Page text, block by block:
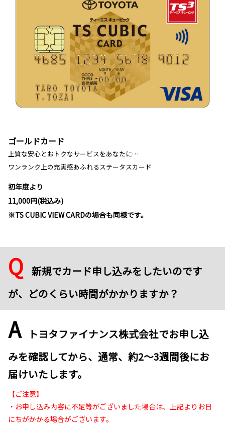
ゴールドカード
上質な安心とおトクなサービスをあなたに…
ワンランク上の充実感あふれるステータスカード
初年度より
11,000円(税込み)
※TS CUBIC VIEW CARDの場合も同様です。
Q 新規でカード申し込みをしたいのです
が、どのくらい時間がかかりますか？
A
トヨタファイナンス株式会社でお申し込
みを確認してから、通常、約2～3週間後にお
届けいたします。
【ご注意】
・お申し込み内容に不足等がございました場合は、上記よりお日
にちがかかる場合がございます。